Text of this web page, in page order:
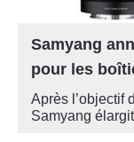
Samyang
pour les
Après l’objectif
Samyang